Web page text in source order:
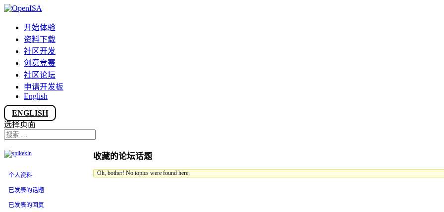
开始体验
资料下载
社区开发
创意竞赛
社区论坛
申请开发板
English
ENGLISH
选择页面
个人资料
已发表的话题
已发表的回复
收藏的论坛话题
Oh, bother! No topics were found here.